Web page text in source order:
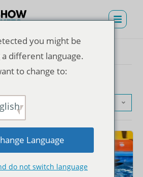
you might be
a different language.
to change to:
Language
do not switch language